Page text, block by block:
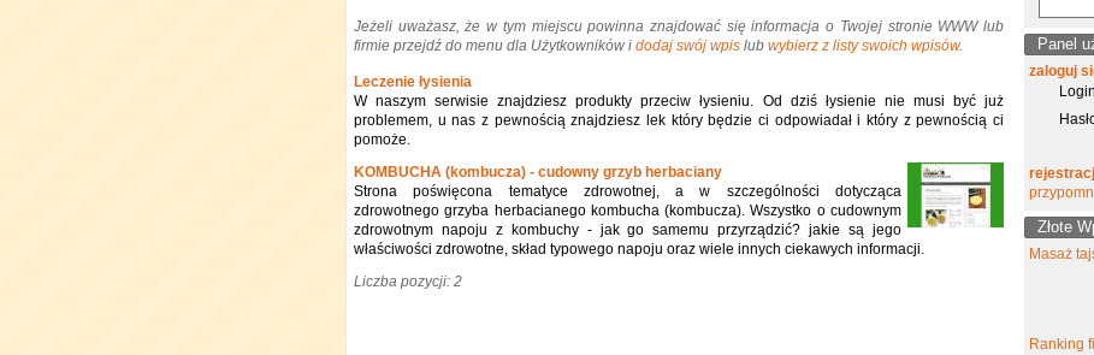
Jeżeli uważasz, że w tym miejscu powinna znajdować się informacja o Twojej stronie WWW lub
firmie przejdź do menu dla Użytkowników i dodaj swój wpis lub wybierz z listy swoich wpisów.
Leczenie łysienia
W naszym serwisie znajdziesz produkty przeciw łysieniu. Od dziś łysienie nie musi być już
problemem, u nas z pewnością znajdziesz lek który będzie ci odpowiadał i który z pewnością ci
pomoże.
KOMBUCHA (kombucza) - cudowny grzyb herbaciany
Strona poświęcona tematyce zdrowotnej, a w szczególności dotycząca
zdrowotnego grzyba herbacianego kombucha (kombucza). Wszystko o cudownym
zdrowotnym napoju z kombuchy - jak go samemu przyrządzić? jakie są jego
właściwości zdrowotne, skład typowego napoju oraz wiele innych ciekawych informacji.
Liczba pozycji: 2
Panel
zaloguj
Złote
Masaż
Ranking